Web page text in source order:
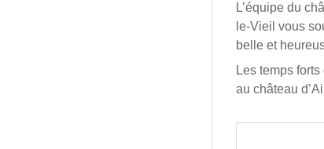
L’équipe du
le-Vieil vous
belle et
Les temps forts
au château